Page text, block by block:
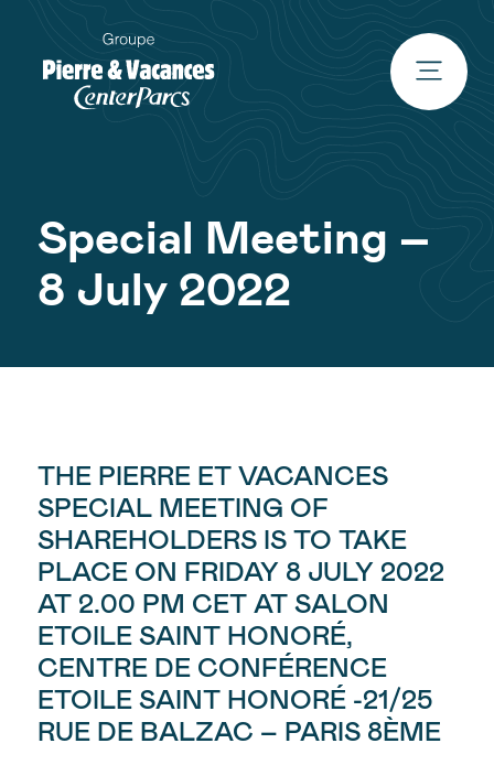
Special Meeting –
8 July 2022
THE PIERRE ET VACANCES
SPECIAL MEETING OF
SHAREHOLDERS IS TO TAKE
PLACE ON FRIDAY 8 JULY 2022
AT 2.00 PM CET AT SALON
ETOILE SAINT HONORÉ,
CENTRE DE CONFÉRENCE
ETOILE SAINT HONORÉ -21/25
RUE DE BALZAC – PARIS 8ÈME